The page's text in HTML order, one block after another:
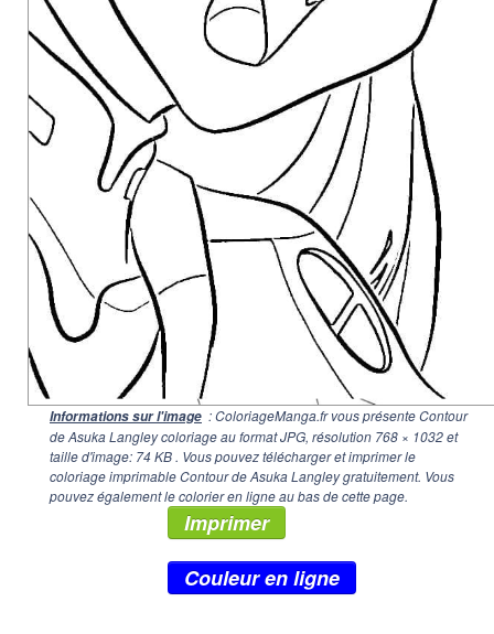
Informations sur l'image : ColoriageManga.fr vous présente Contour
de Asuka Langley coloriage au format JPG, résolution 768 × 1032et
taille d'image: 74 KB . Vous pouvez télécharger et imprimer le
coloriage imprimable Contour de Asuka Langley gratuitement. Vous
pouvez également le colorier en ligne au bas de cette page.
Imprimer
Couleur en ligne